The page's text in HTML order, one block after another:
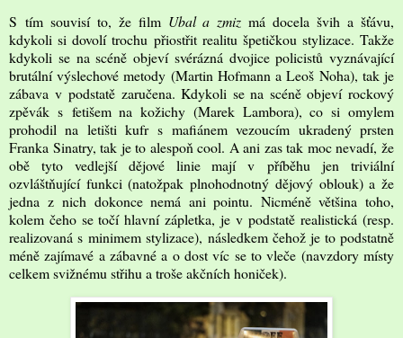
S tím souvisí to, že film Ubal a zmiz má docela švih a šťávu,
kdykoli si dovolí trochu přiostřit realitu špetičkou stylizace. Takže
kdykoli se na scéně objeví svérázná dvojice policistů vyznávající
brutální výslechové metody (Martin Hofmann a Leoš Noha), tak je
zábava v podstatě zaručena. Kdykoli se na scéně objeví rockový
zpěvák s fetišem na kožichy (Marek Lambora), co si omylem
prohodil na letišti kufr s mafiánem vezoucím ukradený prsten
Franka Sinatry, tak je to alespoň cool. A ani zas tak moc nevadí, že
obě tyto vedlejší dějové linie mají v příběhu jen triviální
ozvláštňující funkci (natožpak plnohodnotný dějový oblouk) a že
jedna z nich dokonce nemá ani pointu. Nicméně většina toho,
kolem čeho se točí hlavní zápletka, je v podstatě realistická (resp.
realizovaná s minimem stylizace), následkem čehož je to podstatně
méně zajímavé a zábavné a o dost víc se to vleče (navzdory místy
celkem svižnému střihu a troše akčních honiček).